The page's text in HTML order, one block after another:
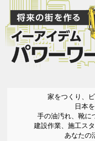
家をつくり、
日本
手の油汚れ、靴に
建設作業、施工ス
あなたの